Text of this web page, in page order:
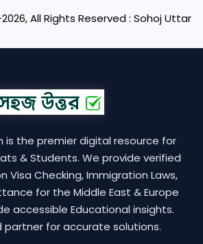
All Rights Reserved : Sohoj Uttar
is the premier digital resource for
& Students. We provide verified
Visa Checking, Immigration Laws,
for the Middle East & Europe
accessible Educational insights.
partner for accurate solutions.